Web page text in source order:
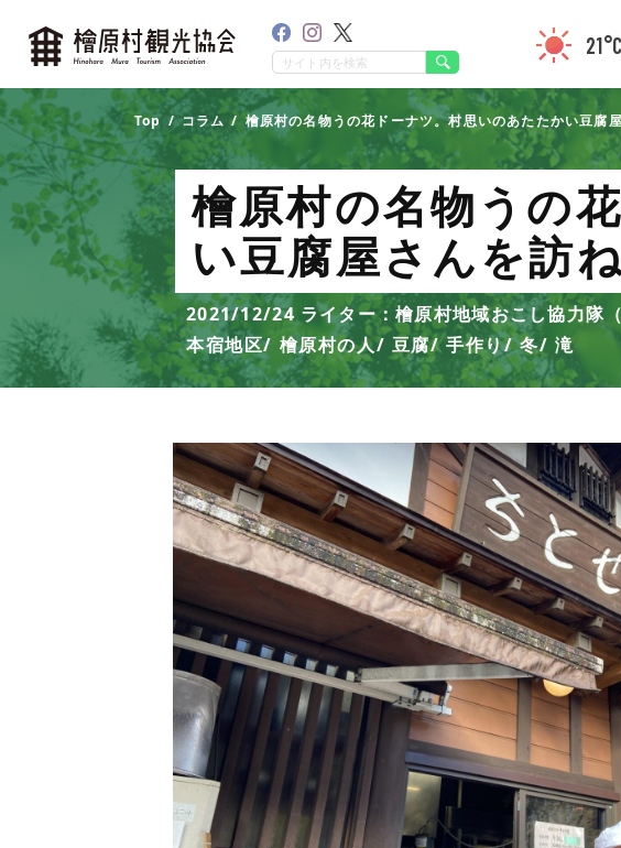
21°C
Top コラム 檜原村の名物うの花ドーナツ。村思いのあたたかい豆腐
檜原村の名物うの
い豆腐屋さんを訪
2021/12/24 ライター：檜原村地域おこし協力隊
本宿地区
檜原村の人 豆腐 手作り 冬 滝